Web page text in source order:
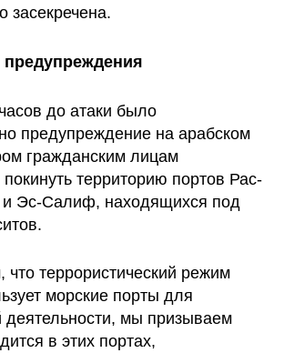
засекречена.
до атаки было
предупреждение на арабском
гражданским лицам
территорию портов Рас-
Эс-Салиф, находящихся под
что террористический режим
морские порты для
деятельности, мы призываем
в этих портах,